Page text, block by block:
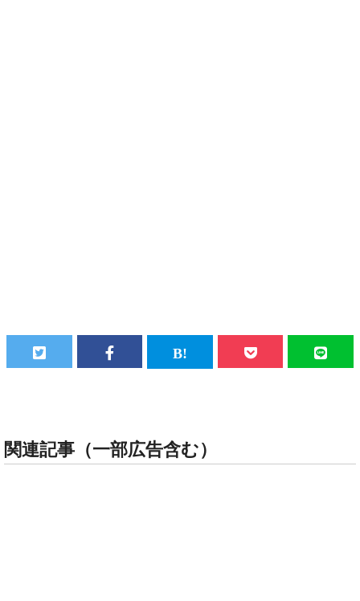
関連記事（一部広告含む）